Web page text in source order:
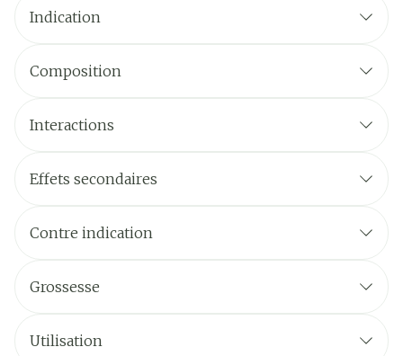
Indication
Composition
Interactions
Effets secondaires
Contre indication
Grossesse
Utilisation